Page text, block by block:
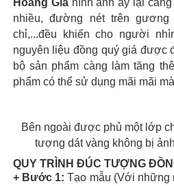
nhiều, đường nét trên
chỉ,...đều khiến cho người
nguyên liệu đồng quý giá được
bộ sản phẩm càng làm tăng
phẩm có thể sử dụng mãi mãi
Bên ngoài được phủ một lớp
tượng dát vàng không bị
QUY TRÌNH ĐÚC TƯỢNG
+ Bước 1: Tạo mẫu (Với những